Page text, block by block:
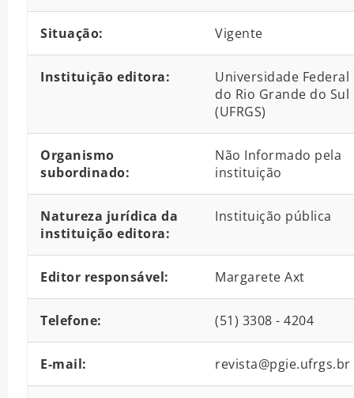
Situação: Vigente
Instituição editora:
Universidade Federal
do Rio Grande do Sul
(UFRGS)
Organismo
subordinado:
Não Informado pela
instituição
Natureza jurídica da
instituição editora:
Instituição pública
Editor responsável: Margarete Axt
Telefone: (51) 3308 - 4204
E-mail: revista@pgie.ufrgs.br